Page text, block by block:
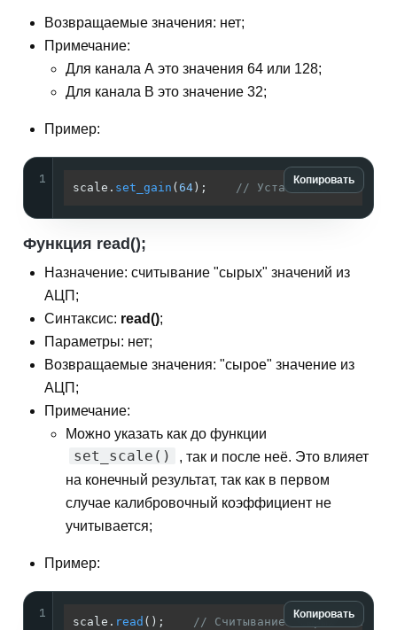
Возвращаемые значения: нет;
Примечание:
Для канала А это значения 64 или 128;
Для канала В это значение 32;
Пример:
Копировать
1
scale. set_gain ( 64 ); // Устанавливаем
Функция read();
Назначение: считывание "сырых" значений из
АЦП;
Синтаксис: read();
Параметры: нет;
Возвращаемые значения: "сырое" значение из
АЦП;
Примечание:
Можно указать как до функции
set_scale()
, так и после неё. Это влияет
на конечный результат, так как в первом
случае калибровочный коэффициент не
учитывается;
Пример:
Копировать
1
scale. read (); // Считывание "сырых"